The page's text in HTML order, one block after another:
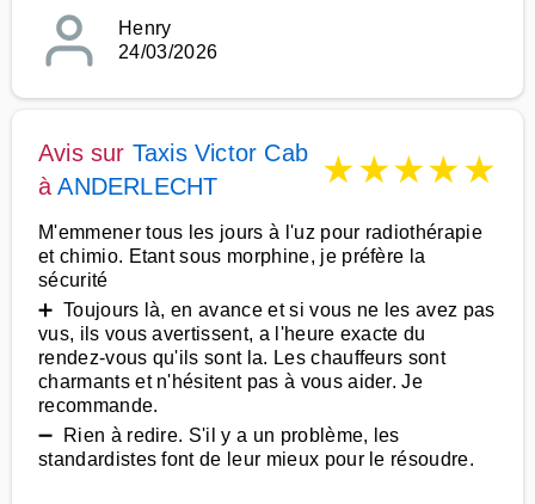
Henry
24/03/2026
Avis sur Taxis Victor Cab
àANDERLECHT ★★★★★
M'emmener tous les jours à l'uz pour radiothérapie
et chimio. Etant sous morphine, je préfère la
sécurité
➕ Toujours là, en avance et si vous ne les avez pas
vus, ils vous avertissent, a l'heure exacte du
rendez-vous qu'ils sont la. Les chauffeurs sont
charmants et n'hésitent pas à vous aider. Je
recommande.
➖ Rien à redire. S'il y a un problème, les
standardistes font de leur mieux pour le résoudre.